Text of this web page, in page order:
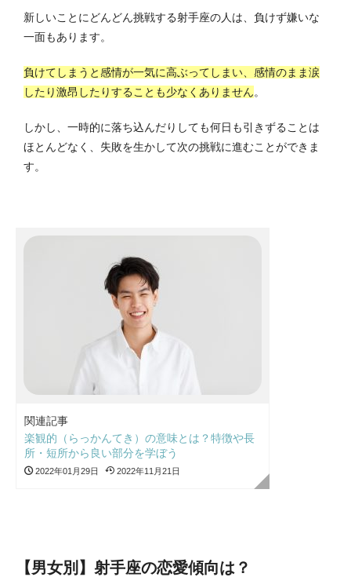
新しいことにどんどん挑戦する射手座の人は、負けず嫌いな
一面もあります。
負けてしまうと感情が一気に高ぶってしまい、感情のまま涙
したり激昂したりすることも少なくありません。
しかし、一時的に落ち込んだりしても何日も引きずることは
ほとんどなく、失敗を生かして次の挑戦に進むことができま
す。
関連記事
楽観的（らっかんてき）の意味とは？特徴や長
所・短所から良い部分を学ぼう
2022年01月29日 2022年11月21日
【男女別】射手座の恋愛傾向は？